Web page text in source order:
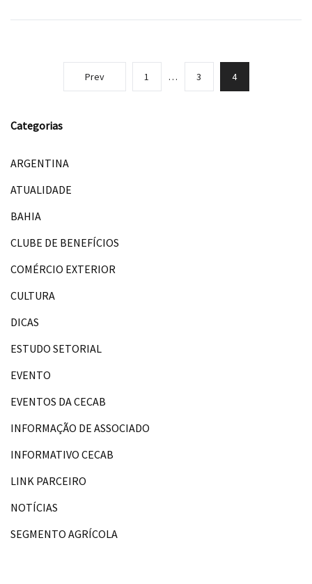
Prev 1 … 3 4
Categorias
ARGENTINA
ATUALIDADE
BAHIA
CLUBE DE BENEFÍCIOS
COMÉRCIO EXTERIOR
CULTURA
DICAS
ESTUDO SETORIAL
EVENTO
EVENTOS DA CECAB
INFORMAÇÃO DE ASSOCIADO
INFORMATIVO CECAB
LINK PARCEIRO
NOTÍCIAS
SEGMENTO AGRÍCOLA